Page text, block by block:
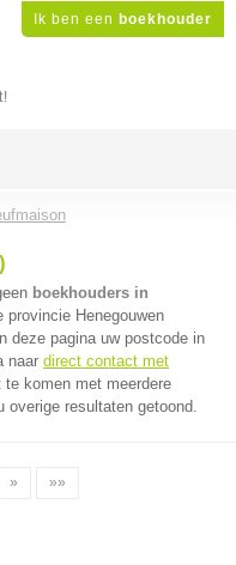
Ik ben een boekhouder
boekhouders in
provincie Henegouwen
deze pagina uw postcode in
naar direct contact met
komen met meerdere
overige resultaten getoond.
» »»